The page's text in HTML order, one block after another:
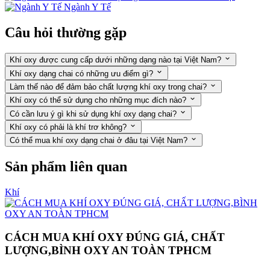
Ngành Y Tế
Câu hỏi thường gặp
Khí oxy được cung cấp dưới những dạng nào tại Việt Nam?
Khí oxy dạng chai có những ưu điểm gì?
Làm thế nào để đảm bảo chất lượng khí oxy trong chai?
Khí oxy có thể sử dụng cho những mục đích nào?
Có cần lưu ý gì khi sử dụng khí oxy dạng chai?
Khí oxy có phải là khí trơ không?
Có thể mua khí oxy dạng chai ở đâu tại Việt Nam?
Sản phẩm liên quan
Khí
CÁCH MUA KHÍ OXY ĐÚNG GIÁ, CHẤT
LƯỢNG,BÌNH OXY AN TOÀN TPHCM